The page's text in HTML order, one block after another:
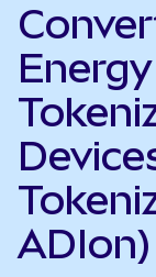
ADIon)